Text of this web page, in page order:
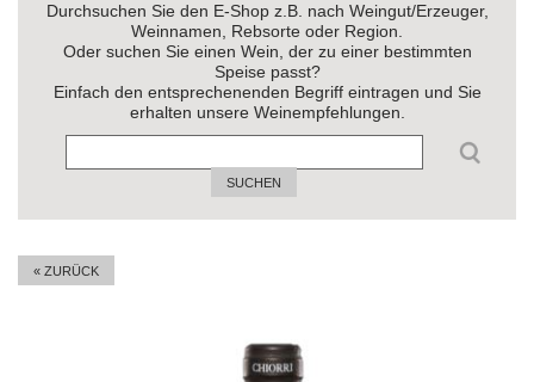
Durchsuchen Sie den E-Shop z.B. nach Weingut/Erzeuger,
Weinnamen, Rebsorte oder Region.
Oder suchen Sie einen Wein, der zu einer bestimmten
Speise passt?
Einfach den entsprechenenden Begriff eintragen und Sie
erhalten unsere Weinempfehlungen.
SUCHEN
« ZURÜCK